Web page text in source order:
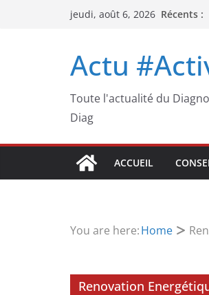
jeudi, août 6, 2026 Récents :
Actu
Toute l'actualité du
Diag
ACCUEIL
You are here:Home
Renovation